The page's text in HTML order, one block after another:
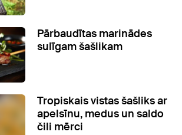
Pārbaudītas marinādes
sulīgam šašlikam
Tropiskais vistas šašliks ar
apelsīnu, medus un saldo
čili mērci